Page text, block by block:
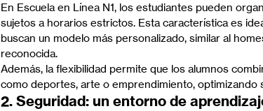
En Escuela en Línea N1, los estudiantes pueden
sujetos a horarios estrictos. Esta característica es
buscan un modelo más personalizado, similar al
reconocida.
Además, la flexibilidad permite que los alumnos
como deportes, arte o emprendimiento, optimizando
2. Seguridad: un entorno de